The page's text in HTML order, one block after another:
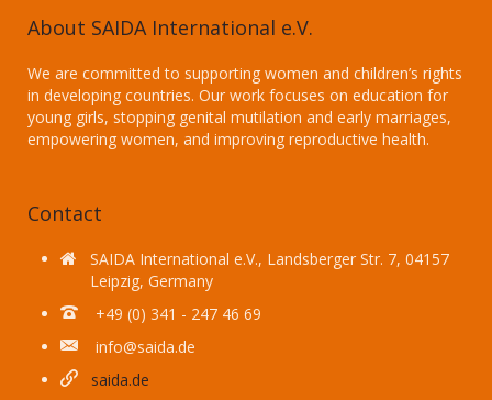
About SAIDA International e.V.
We are committed to supporting women and children’s rights
in developing countries. Our work focuses on education for
young girls, stopping genital mutilation and early marriages,
empowering women, and improving reproductive health.
Contact
SAIDA International e.V., Landsberger Str. 7, 04157
Leipzig, Germany
+49 (0) 341 - 247 46 69
info@saida.de
saida.de